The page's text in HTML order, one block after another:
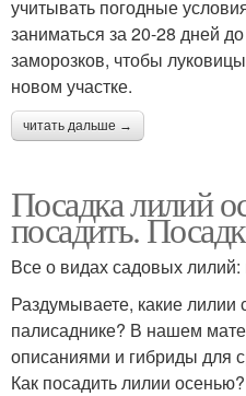
учитывать погодные
заниматься за 20-28 дней
заморозков, чтобы
новом участке.
читать дальше →
Посадка лилий
посадить.
Все о видах садовых
Раздумываете, какие лилии
палисаднике? В нашем
описаниями и гибриды для
Как посадить лилии